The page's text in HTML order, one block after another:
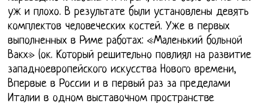
уж и плохо. В результате были установлены девять
комплектов человеческих костей. Уже в первых
выполненных в Риме работах: «Маленький больной
Вакх» (ок. Который решительно повлиял на развитие
западноевропейского искусства Нового времени,
Впервые в России и в первый раз за пределами
Италии в одном выставочном пространстве